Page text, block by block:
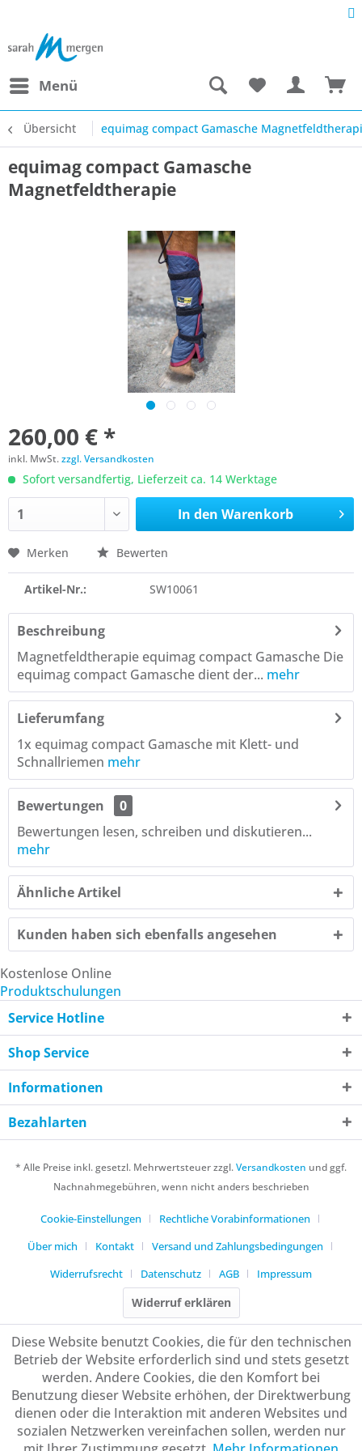
Menü
Übersicht equimag compact Gamasche
equimag compact Gamasche
Magnetfeldtherapie
260,00 € *
inkl. MwSt.zzgl. Versandkosten
Sofort versandfertig, Lieferzeit ca. 14 Werktage
In den Warenkorb
Merken Bewerten
Artikel-Nr.: SW10061
Beschreibung
Magnetfeldtherapie equimag compact Gamasche Die
equimag compact Gamasche dient der... mehr
Lieferumfang
1x equimag compact Gamasche mit Klett- und
Schnallriemen mehr
Bewertungen
0
Bewertungen lesen, schreiben und diskutieren...
mehr
Ähnliche Artikel
Kunden haben sich ebenfalls angesehen
Kostenlose Online
Produktschulungen
Service Hotline
Shop Service
Informationen
Bezahlarten
* Alle Preise inkl. gesetzl. Mehrwertsteuer zzgl.Versandkosten und ggf.
Nachnahmegebühren, wenn nicht anders beschrieben
Cookie-Einstellungen
Rechtliche Vorabinformationen
Über mich
Kontakt
Versand und Zahlungsbedingungen
Widerrufsrecht
Datenschutz AGB Impressum
Widerruf erklären
Diese Website benutzt Cookies, die für den technischen
Betrieb der Website erforderlich sind und stets gesetzt
werden. Andere Cookies, die den Komfort bei
Benutzung dieser Website erhöhen, der Direktwerbung
dienen oder die Interaktion mit anderen Websites und
sozialen Netzwerken vereinfachen sollen, werden nur